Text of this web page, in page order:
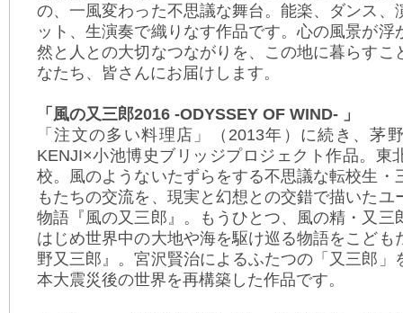
の、一風変わった不思議な舞台。能楽、ダンス、
ット、生演奏で織りなす作品です。心の風景が浮
然と人との大切なつながりを、この地に暮らすこ
なたち、皆さんにお届けします。
「風の又三郎2016 -ODYSSEY OF WIND- 」
「注文の多い料理店」（2013年）に続き、茅
KENJI×小池博史ブリッジプロジェクト作品。東
校。風のようないたずらをする不思議な転校生・
もたちの交流を、現実と幻想との交錯で描いたユ
物語『風の又三郎』。もうひとつ、風の精・又三
はじめ世界中の大地や海を駆け巡る物語をこども
野又三郎』。宮沢賢治によるふたつの「又三郎」
本大震災後の世界を再構築した作品です。